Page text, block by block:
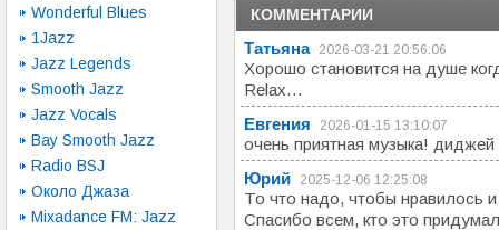
Wonderful Blues
1Jazz
Jazz Legends
Smooth Jazz
Jazz Vocals
Bay Smooth Jazz
Radio BSJ
Около Джаза
Mixadance FM: Jazz
КОММЕНТАРИИ
Татьяна 2026-03-21 20:56:06
Хорошо становится на душе
Relax...
Евгения
2026-01-15 13:10:07
очень приятная музыка!
Юрий
2025-12-06 12:25:08
То что надо, чтобы нравилось
Спасибо всем, кто это